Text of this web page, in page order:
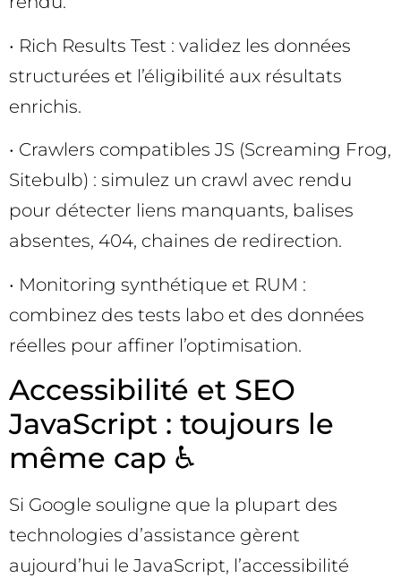
• Rich Results Test : validez les données
structurées et l’éligibilité aux résultats
enrichis.
• Crawlers compatibles JS (Screaming Frog,
Sitebulb) : simulez un crawl avec rendu
pour détecter liens manquants, balises
absentes, 404, chaines de redirection.
• Monitoring synthétique et RUM :
combinez des tests labo et des données
réelles pour affiner l’optimisation.
Accessibilité et SEO
JavaScript : toujours le
même cap ♿
Si Google souligne que la plupart des
technologies d’assistance gèrent
aujourd’hui le JavaScript, l’accessibilité